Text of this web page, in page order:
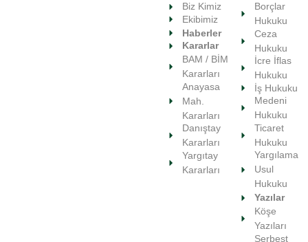
Biz Kimiz
Ekibimiz
Haberler
Kararlar
BAM / BİM
Kararları
Anayasa
Mah.
Kararları
Danıştay
Kararları
Yargıtay
Kararları
Borçlar
Hukuku
Ceza
Hukuku
İcre İflas
Hukuku
İş Hukuku
Medeni
Hukuku
Ticaret
Hukuku
Yargılama
Usul
Hukuku
Yazılar
Köşe
Yazıları
Serbest